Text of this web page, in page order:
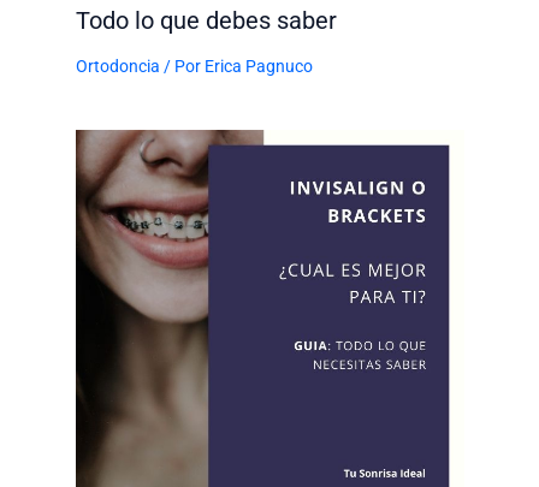
Todo lo que debes saber
Ortodoncia / Por Erica Pagnuco